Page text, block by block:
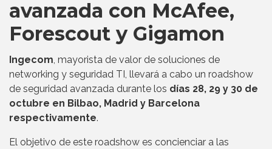
avanzada con McAfee,
Forescout y Gigamon
Ingecom, mayorista de valor de soluciones de
networking y seguridad TI, llevará a cabo un roadshow
de seguridad avanzada durante los días 28, 29 y 30 de
octubre en Bilbao, Madrid y Barcelona
respectivamente.
El objetivo de este roadshow es concienciar a las